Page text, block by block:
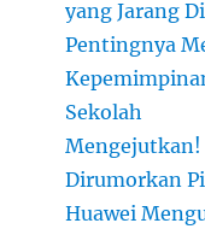
yang Jarang
Pentingnya
Sekolah
Mengejutkan!
Dirumorkan
Huawei